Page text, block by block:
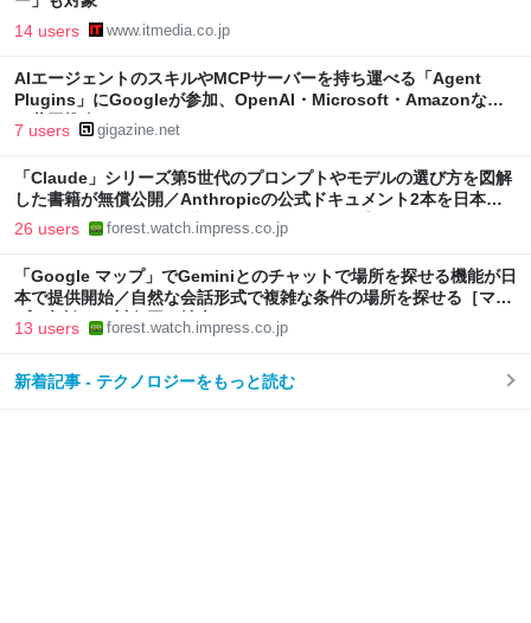
14 users www.itmedia.co.jp
AIエージェントのスキルやMCPサーバーを持ち運べる「Agent
Plugins」にGoogleが参加、OpenAI・Microsoft・Amazonなど
と共同推進
7 users gigazine.net
「Claude」シリーズ第5世代のプロンプトやモデルの選び方を図解
した書籍が無償公開／Anthropicの公式ドキュメント2本を日本語
で図解した『Claude 5世代 マスターガイド』【Book Watch/ニュ
26 users forest.watch.impress.co.jp
「Google マップ」でGeminiとのチャットで場所を探せる機能が日
本で提供開始／自然な会話形式で複雑な条件の場所を探せる［マッ
プに相談］の対象国が拡大
13 users forest.watch.impress.co.jp
新着記事 - テクノロジーをもっと読む